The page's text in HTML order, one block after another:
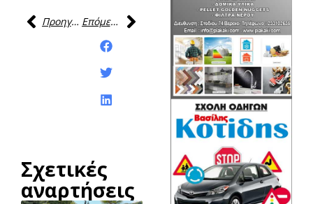
Προηγούμενη
Επόμενη
Σχετικές
αναρτήσεις